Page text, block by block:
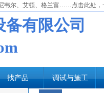
找产品 调试与施工
尔、艾顿、格兰富……点击此处，
有限公司